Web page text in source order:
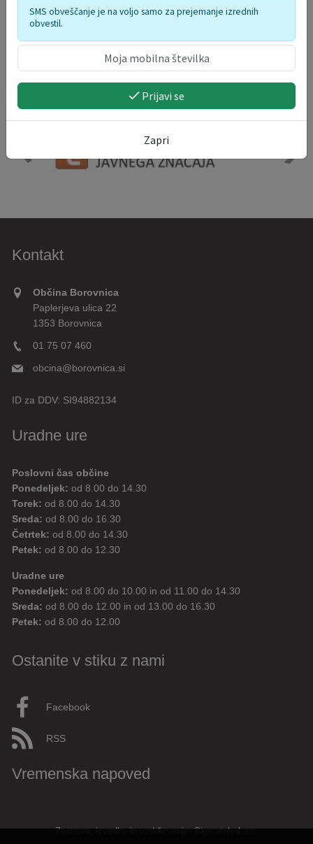
17
18 19 20 21 22
23
24
31
1 2 3 4 5 6
Kontakt
Občina Borovnica
Paplerjeva ulica 22
1353 Borovnica
01 75 07 460
obcina@borovnica.si
ID za DDV: SI94882134
Uradne ure
Poslovni čas občine
Ponedeljek: od 8.00 do 14.30
Torek: od 8.00 do 14.30
Sreda: od 8.00 do 16.30
Četrtek: od 8.00 do 14.30
Petek: od 8.00 do 12.30
Uradne ure
Ponedeljek: od 8.00 do 10.00 in od 11.00 do 14.30
Sreda: od 8.00 do 12.00 in od 13.00 do 16.30
Petek: od 8.00 do 12.00
Ostanite v stiku z nami
Facebook
RSS
Vremenska napoved
Zasnova, izvedba in vzdrževanje: Sigmateh d.o.o.
SMS obveščanje je na voljo samo za prejemanje izrednih
obvestil.
Prijavi se
Zapri